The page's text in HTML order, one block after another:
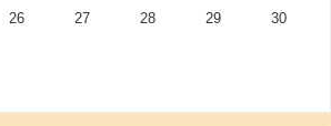
26 27 28 29 30